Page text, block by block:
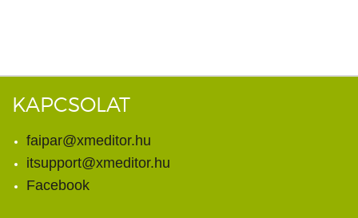
KAPCSOLAT
faipar@xmeditor.hu
itsupport@xmeditor.hu
Facebook